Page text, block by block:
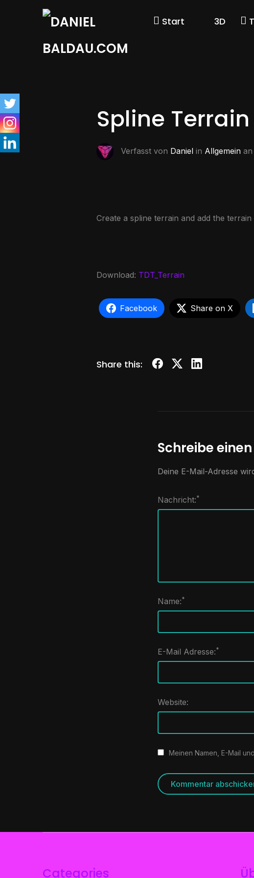
Start 3D
Spline
Verfasst von Daniel in Allgemein an
Create a spline terrain and add the
Download: TDT_Terrain
Facebook Share on X
Share this:
Schreibe
Deine E-Mail-Adresse
Nachricht:*
Name:*
E-Mail Adresse:*
Website:
Meinen Namen, E-Mail
Categories